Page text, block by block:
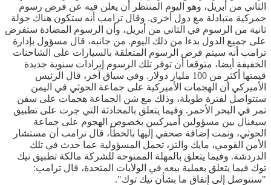
الثاني من أبريل، وهو اليوم المنتظر أن يعلن فيه عن فرض رسوم
جمركية متبادلة مع دول أخرى. وقال ترامب أنه ستكون هناك جولة
ثانية من الرسوم في الثاني من أبريل، وأن الرسوم المضادة ستفرض
على جميع الدول بدءا من ذلك اليوم. من جانبه، قال مسؤول بإدارة
ترامب أنه سيتم فرض الرسوم المتعلقة بالسيارات على الشاحنات
الخفيفة أيضا، متوقعا أن توفر تلك الرسوم إيرادات سنوية جديدة
قيمتها أكثر من 100 مليار دولار. وفي سياق آخر، قال الرئيس
الأميركي أن الهجمات الأميركية على جماعة الحوثي في اليمن
ستتواصل لفترة طويلة، وذلك مع شن الجماعة هجمات على سفن
تمر في البحر الأحمر. وفيما يتعلق بالمحادثة التي جرت على تطبيق
سيغنال بين مسؤولين أميركيين بخصوص الهجوم على جماعة
الحوثي، وتمت إضافة صحفي إليها بالخطأ، قال ترامب أن مستشار
الأمن القومي، مايك والتز، تحمل المسؤولية عما حدث في تلك
الدردشة. وفيما يتعلق بالمهلة الممنوحة للشركة مالكة تطبيق تيك
توك فيما يتعلق بعملية بيعه في الولايات المتحدة، قال ترامب:
"سنتوصل إلى إتفاق ما بشأن تيك توك".